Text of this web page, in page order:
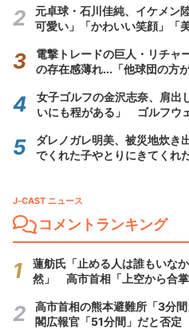
元卓球・石川佳純、イケメ
可愛い」「かわいい笑顔」「
電撃トレードの巨人・リチャ
の存在感薄れ...「他球団の方
女子ゴルフの金沢志奈、肩出
いにも程がある」 ゴルフウ
ダレノガレ明美、被災地炊き
でくれた子やとりにきてくれ
J-CAST ニュース
コメントランキング
蓮舫氏「止める人は誰もいな
然」 高市首相「上空から合
高市首相の熊本避難所「3分
閣広報官「51分間」だと否定